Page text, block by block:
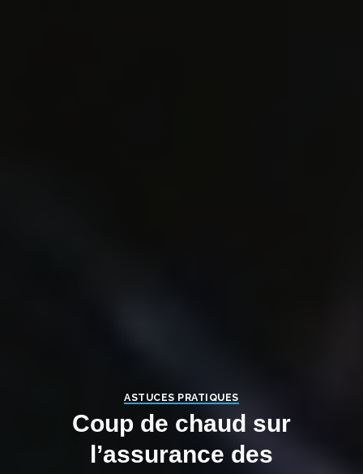
ASTUCES PRATIQUES
Coup de chaud sur
l’assurance des